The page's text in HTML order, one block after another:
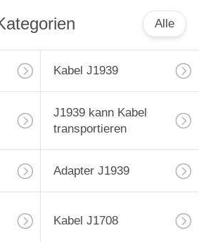
Alle
Kabel J1939
J1939 kann Kabel
transportieren
Adapter J1939
Kabel J1708